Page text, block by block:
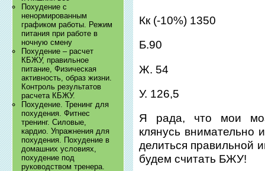
Похудение с
ненормированным
графиком работы. Режим
питания при работе в
ночную смену
Похудение – расчет
КБЖУ, правильное
питание, Физическая
активность, образ жизни.
Контроль результатов
расчета КБЖУ.
Похудение. Тренинг для
похудения. Фитнес
тренинг. Силовые,
кардио. Упражнения для
похудения. Похудение в
домашних условиях,
похудение под
руководством тренера.
Кк (-10%) 1350
Б.90
Ж. 54
У. 126,5
Я рада, что мои
клянусь внимательно
делиться правильной
будем считать БЖУ!